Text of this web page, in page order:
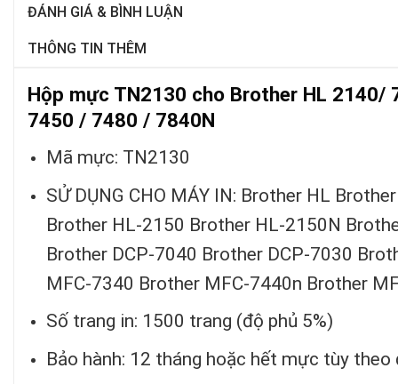
ĐÁNH GIÁ & BÌNH LUẬN
THÔNG TIN THÊM
Hộp mực TN2130 cho Brother HL
7450 / 7480 / 7840N
Mã mực: TN2130
SỬ DỤNG CHO MÁY IN: Brother HL
Brother HL-2150 Brother HL-2150N
Brother DCP-7040 Brother DCP-7030
MFC-7340 Brother MFC-7440n Brother
Số trang in: 1500 trang (độ phủ 5%)
Bảo hành: 12 tháng hoặc hết mực tùy